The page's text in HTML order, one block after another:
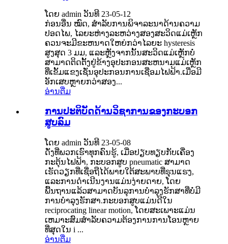
ໂດຍ admin ວັນທີ 23-05-12
ກ່ອນອື່ນ ໝົດ, ສໍາລັບການພິຈາລະນາດ້ານຄວາມ
ປອດໄພ, ໄລຍະຫ່າງລະຫວ່າງສອງສະວິດແມ່ເຫຼັກ
ຄວນຈະມີຂະຫນາດໃຫຍ່ກວ່າໄລຍະ hysteresis
ສູງສຸດ 3 ມມ, ແລະຫຼັງຈາກນັ້ນສະວິດແມ່ເຫຼັກບໍ່
ສາມາດຕິດຕັ້ງຢູ່ຂ້າງອຸປະກອນສະຫນາມແມ່ເຫຼັກ
ທີ່ເຂັ້ມແຂງເຊັ່ນອຸປະກອນການເຊື່ອມໄຟຟ້າ.ເມື່ອ​ມີ​
ອັກ​ເສບ​ຫຼາຍ​ກວ່າ​ສອງ...
ອ່ານ​ຕື່ມ
ການປະຕິບັດດ້ານວິຊາການຂອງກະບອກ
ສູບລົມ
ໂດຍ admin ວັນທີ 23-05-08
ດັ່ງທີ່ພວກເຮົາທຸກຄົນຮູ້, ເມື່ອປຽບທຽບກັບເຄື່ອງ
ກະຕຸ້ນໄຟຟ້າ, ກະບອກສູບ pneumatic ສາມາດ
ເຮັດວຽກທີ່ເຊື່ອຖືໄດ້ພາຍໃຕ້ສະພາບທີ່ຮຸນແຮງ,
ແລະການດໍາເນີນງານແມ່ນງ່າຍດາຍ, ໂດຍ
ພື້ນຖານແລ້ວສາມາດບັນລຸການບໍາລຸງຮັກສາທີ່ບໍ່ມີ
ການບໍາລຸງຮັກສາ.ກະບອກສູບແມ່ນດີໃນ
reciprocating linear motion, ໂດຍສະເພາະແມ່ນ
ເຫມາະສົມສໍາລັບຄວາມຕ້ອງການການໂອນຫຼາຍ
ທີ່ສຸດໃນ i ...
ອ່ານ​ຕື່ມ